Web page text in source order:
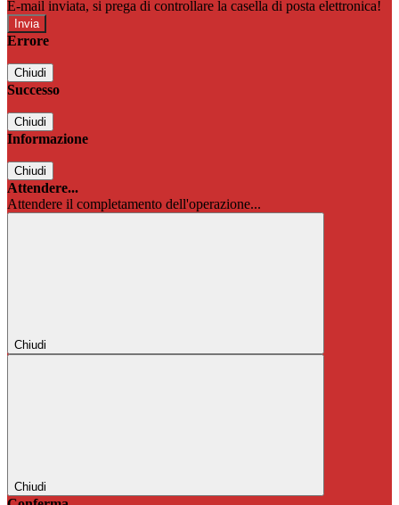
E-mail inviata, si prega di controllare la casella di posta elettronica!
Errore
Chiudi
Successo
Chiudi
Informazione
Chiudi
Attendere...
Attendere il completamento dell'operazione...
Chiudi
Chiudi